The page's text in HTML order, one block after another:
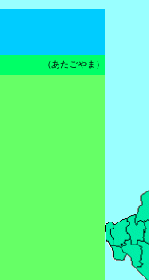
（あたごやま ）